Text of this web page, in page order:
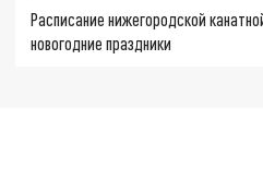
Расписание нижегородской
новогодние праздники